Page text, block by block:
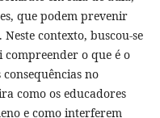
que podem prevenir
contexto, buscou-se
o que é o
no
como os educadores
e como interferem